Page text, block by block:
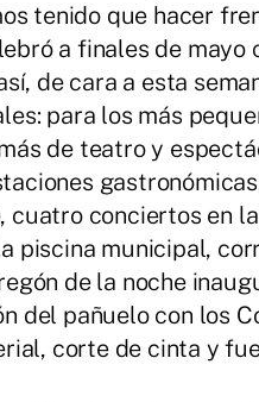
tenido que hacer
a finales de mayo
de cara a esta
para los más
de teatro y
conciertos en
piscina municipal,
de la noche
del pañuelo con los
corte de cinta y